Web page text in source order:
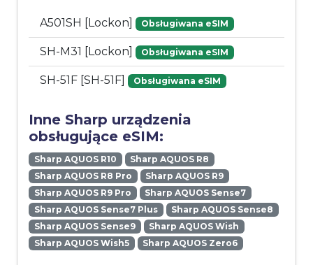
A501SH [Lockon] Obsługiwana eSIM
SH-M31 [Lockon] Obsługiwana eSIM
SH-51F [SH-51F] Obsługiwana eSIM
Inne Sharp urządzenia
obsługujące eSIM:
Sharp AQUOS R10
Sharp AQUOS R8
Sharp AQUOS R8 Pro
Sharp AQUOS R9
Sharp AQUOS R9 Pro
Sharp AQUOS Sense7
Sharp AQUOS Sense7 Plus
Sharp AQUOS Sense8
Sharp AQUOS Sense9
Sharp AQUOS Wish
Sharp AQUOS Wish5
Sharp AQUOS Zero6